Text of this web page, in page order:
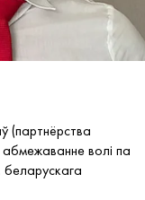
(партнёрства
волі па